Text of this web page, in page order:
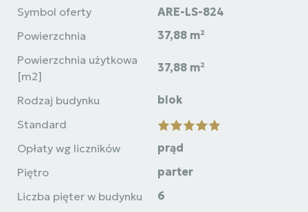
Symbol oferty
ARE-LS-824
Powierzchnia
37,88 m²
Powierzchnia użytkowa
[m2]
37,88 m²
Rodzaj budynku
blok
Standard
Opłaty wg liczników
prąd
Piętro
parter
Liczba pięter w budynku
6